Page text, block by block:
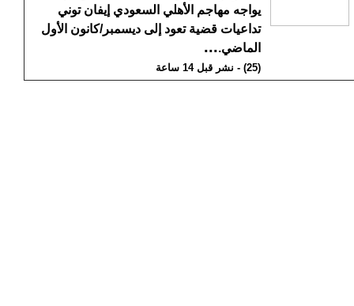
يواجه مهاجم الأهلي السعودي إيفان توني
تداعيات قضية تعود إلى ديسمبر/كانون الأول
الماضي....
(25) - نشر قبل 14 ساعة